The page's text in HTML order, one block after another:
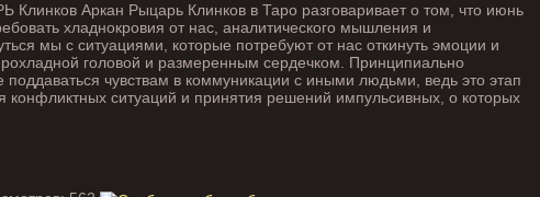
Аркан Рыцарь Клинков в Таро разговаривает о том, что июнь
хладнокровия от нас, аналитического мышления и
мы с ситуациями, которые потребуют от нас откинуть эмоции и
головой и размеренным сердечком. Принципиально
чувствам в коммуникации с иными людьми, ведь это этап
конфликтных ситуаций и принятия решений импульсивных, о которых